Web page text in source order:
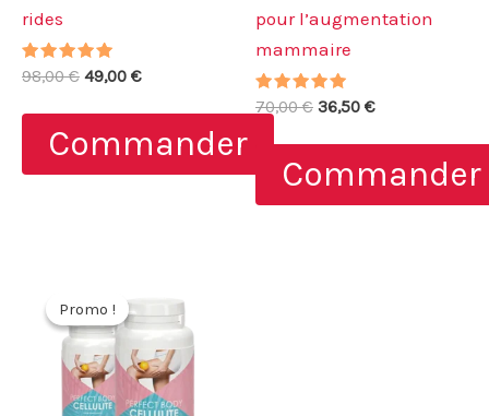
rides
Note
98,00€ Le
initial
était :
98,00 €.
49,00 €Le
actuel
est :
49,00 €.
Commander
pour l’augmentation
mammaire
Note
5.00
70,00€ Le
initial
était :
70,00 €.
36,50 €Le
actuel
est :
36,50 €.
Commander
Promo !
Promo !